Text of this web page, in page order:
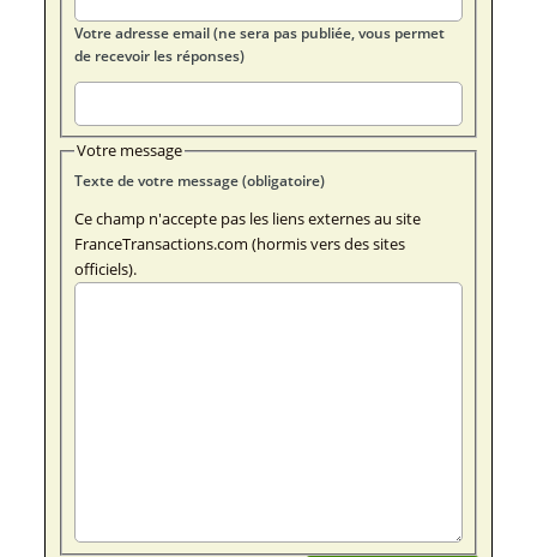
Votre adresse email (ne sera pas publiée, vous permet
de recevoir les réponses)
Votre message
Texte de votre message (obligatoire)
Ce champ n'accepte pas les liens externes au site
FranceTransactions.com (hormis vers des sites
officiels).